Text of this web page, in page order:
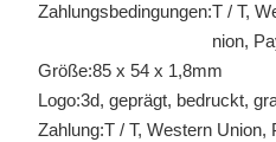
Zahlungsbedingungen:T / T,
nion,
Größe:85 x 54 x 1,8mm
Logo:3d, geprägt, bedruckt,
Zahlung:T / T, Western Union,